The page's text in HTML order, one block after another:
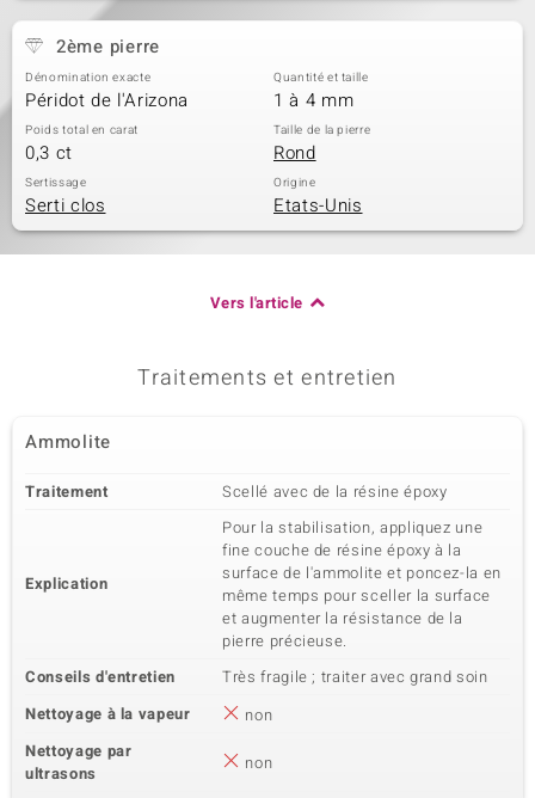
2ème pierre
Dénomination exacte
Péridot de l'Arizona
Quantité et taille
1 à 4 mm
Poids total en carat
0,3 ct
Taille de la pierre
Rond
Sertissage
Serti clos
Origine
Etats-Unis
Vers l'article
Traitements et entretien
Ammolite
Traitement Scellé avec de la résine époxy
Explication
Pour la stabilisation, appliquez une
fine couche de résine époxy à la
surface de l'ammolite et poncez-la en
même temps pour sceller la surface
et augmenter la résistance de la
pierre précieuse.
Conseils d'entretien
Très fragile ; traiter avec grand soin
Nettoyage à la vapeur
non
Nettoyage par
ultrasons
non